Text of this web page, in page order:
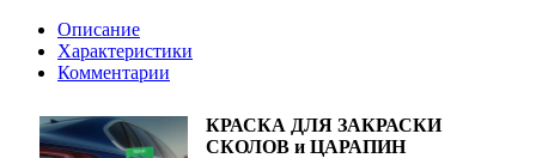
Описание
Характеристики
Комментарии
КРАСКА ДЛЯ ЗАКРАСКИ
СКОЛОВ и ЦАРАПИН